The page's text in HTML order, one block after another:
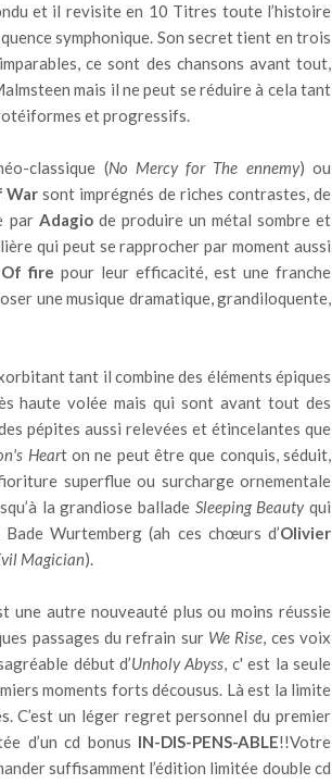
et il revisite en 10 Titres toute l’histoire
symphonique. Son secret tient en trois
ce sont des chansons avant tout,
mais il ne peut se réduire à cela tant
et progressifs.
classique (No Mercy for The ennemy) ou
War sont imprégnés de riches contrastes, de
par Adagiode produire un métal sombre et
qui peut se rapprocher par moment aussi
Of fire pour leur efficacité, est une franche
une musique dramatique, grandiloquente,
tant il combine des éléments épiques
haute volée mais qui sont avant tout des
pépites aussi relevées et étincelantes que
Heart on ne peut être que conquis, séduit,
superflue ou surcharge ornementale
la grandiose ballade Sleeping Beautyqui
Wurtemberg (ah ces chœurs d’Olivier
Magician).
une autre nouveauté plus ou moins réussie
passages du refrain sur We Rise, ces voix
début d’Unholy Abyss, c' est la seule
moments forts décousus. Là est la limite
C’est un léger regret personnel du premier
d’un cd bonus IN-DIS-PENS-ABLE!!Votre
suffisamment l’édition limitée double cd